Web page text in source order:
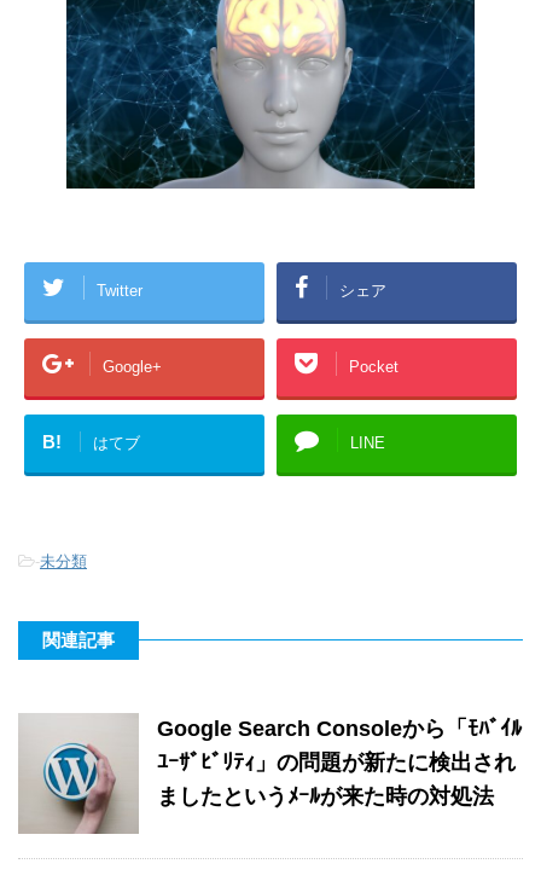
Twitter シェア
Google+ Pocket
B! はてブ LINE
-未分類
関連記事
Google Search Consoleから「ﾓﾊﾞｲﾙ
ﾕｰｻﾞﾋﾞﾘﾃｨ」の問題が新たに検出され
ましたというﾒｰﾙが来た時の対処法